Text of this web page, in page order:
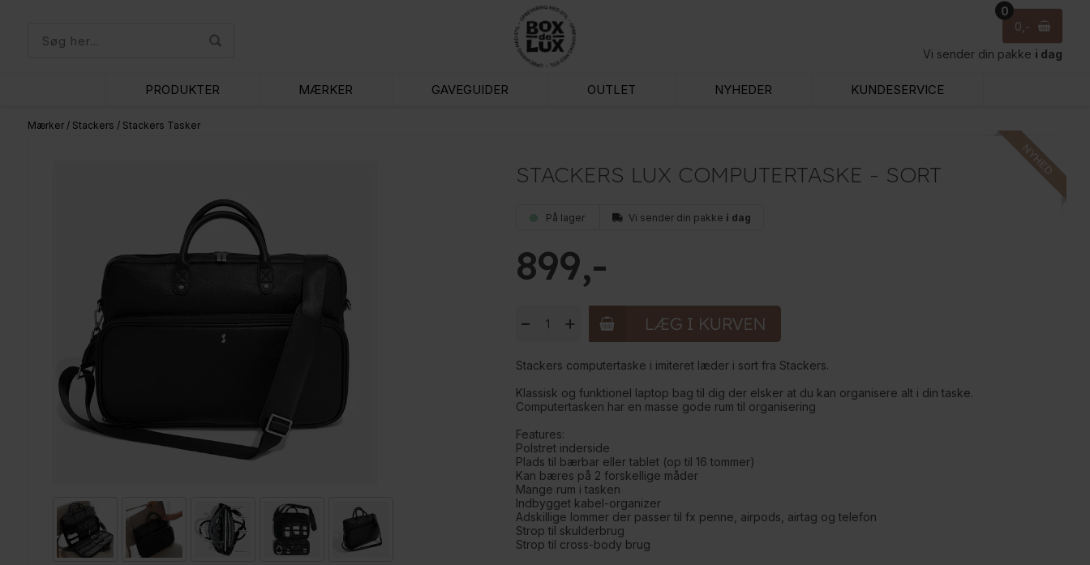
0
0
Vi sender din pakke i dag
PRODUKTER MÆRKER GAVEGUIDER OUTLET NYHEDER KUNDESERVICE
Mærker/ Stackers / Stackers Tasker
STACKERS LUX COMPUTERTASKE - SORT
På lager Vi sender din pakke i dag
899
+
-
Stackers computertaske i imiteret læder i sort fra Stackers.
Klassisk og funktionel laptop bag til dig der elsker at du kan organisere alt i din taske.
Computertasken har en masse gode rum til organisering
Features:
Polstret inderside
Plads til bærbar eller tablet (op til 16 tommer)
Kan bæres på 2 forskellige måder
Mange rum i tasken
Indbygget kabel-organizer
Adskillige lommer der passer til fx penne, airpods, airtag og telefon
Strop til skulderbrug
Strop til cross-body brug